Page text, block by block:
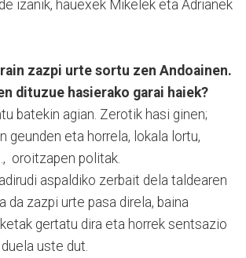
izanik, hauexek Mikelek eta Adrianek
zazpi urte sortu zen Andoainen.
dituzue hasierako garai haiek?
batekin agian. Zerotik hasi ginen;
geunden eta horrela, lokala lortu,
oroitzapen politak.
aspaldiko zerbait dela taldearen
da zazpi urte pasa direla, baina
gertatu dira eta horrek sentsazio
uste dut.